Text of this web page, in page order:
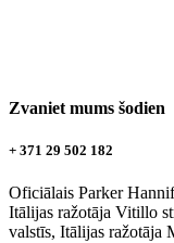
Zvaniet mums šodien
+ 371 29 502 182
Oficiālais Parker
Itālijas ražotāja Vitillo
valstīs, Itālijas ražotāja